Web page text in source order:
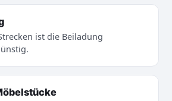
ist die Beiladung